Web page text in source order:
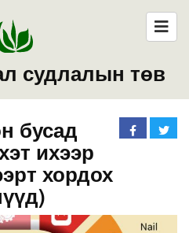
судлалын төв
бусад
ихээр
хордох